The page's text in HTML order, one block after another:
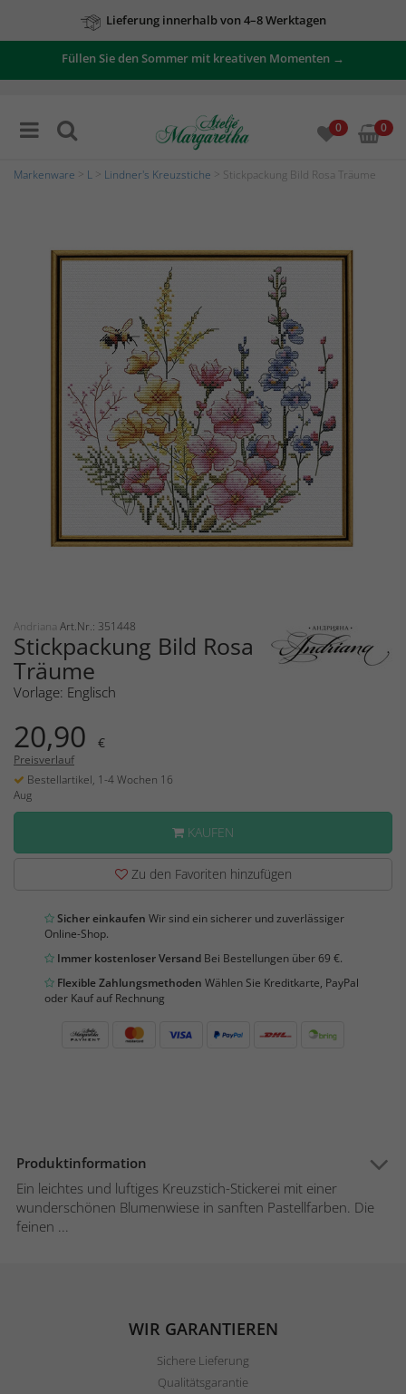
Lieferung innerhalb von 4–8 Werktagen
Füllen Sie den Sommer mit kreativen Momenten →
0 0
Markenware L Lindner's Kreuzstiche > Stickpackung Bild Rosa Träume
Andriana Art.Nr.: 351448
Stickpackung Bild Rosa
Träume
Vorlage: Englisch
20,90 €
Preisverlauf
Bestellartikel, 1-4 Wochen 16
Aug
KAUFEN
Zu den Favoriten hinzufügen
Sicher einkaufen Wir sind ein sicherer und zuverlässiger
Online-Shop.
Immer kostenloser Versand Bei Bestellungen über 69 €.
Flexible Zahlungsmethoden Wählen Sie Kreditkarte, PayPal
oder Kauf auf Rechnung
Produktinformation
Ein leichtes und luftiges Kreuzstich-Stickerei mit einer
wunderschönen Blumenwiese in sanften Pastellfarben. Die
feinen ...
WIR GARANTIEREN
Sichere Lieferung
Qualitätsgarantie